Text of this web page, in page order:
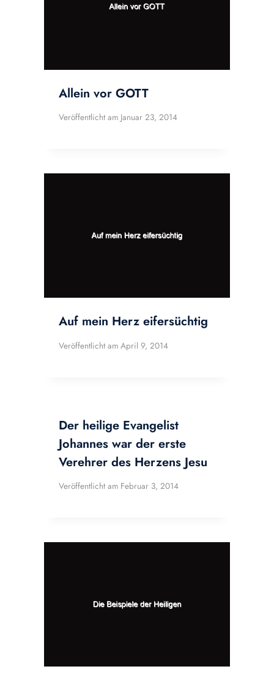
Allein vor GOTT
Veröffentlicht am Januar 23, 2014
Auf mein Herz eifersüchtig
Veröffentlicht am April 9, 2014
Der heilige Evangelist
Johannes war der erste
Verehrer des Herzens Jesu
Veröffentlicht am Februar 3, 2014